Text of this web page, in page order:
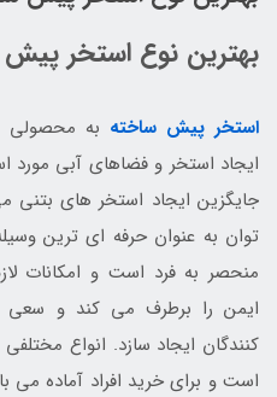
بهترین نوع استخر
استخر پیش ساخته به محصولی
ایجاد استخر و فضاهای آبی مورد
جایگزین ایجاد استخر های
توان به عنوان حرفه ای ترین
منحصر به فرد است و امکانات
ایمن را برطرف می کند و سعی
کنندگان ایجاد سازد. انواع
است و برای خرید افراد آماده می